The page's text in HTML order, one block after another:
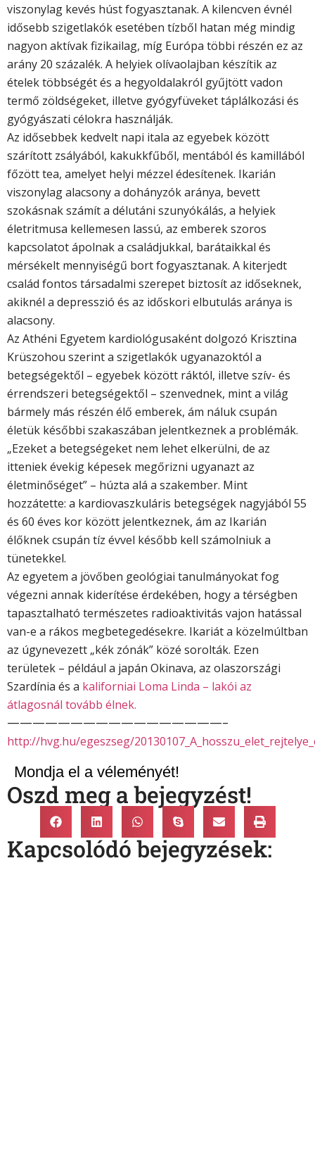
viszonylag kevés húst fogyasztanak. A kilencven évnél
idősebb szigetlakók esetében tízből hatan még mindig
nagyon aktívak fizikailag, míg Európa többi részén ez az
arány 20 százalék. A helyiek olívaolajban készítik az
ételek többségét és a hegyoldalakról gyűjtött vadon
termő zöldségeket, illetve gyógyfüveket táplálkozási és
gyógyászati célokra használják.
Az idősebbek kedvelt napi itala az egyebek között
szárított zsályából, kakukkfűből, mentából és kamillából
főzött tea, amelyet helyi mézzel édesítenek. Ikarián
viszonylag alacsony a dohányzók aránya, bevett
szokásnak számít a délutáni szunyókálás, a helyiek
életritmusa kellemesen lassú, az emberek szoros
kapcsolatot ápolnak a családjukkal, barátaikkal és
mérsékelt mennyiségű bort fogyasztanak. A kiterjedt
család fontos társadalmi szerepet biztosít az időseknek,
akiknél a depresszió és az időskori elbutulás aránya is
alacsony.
Az Athéni Egyetem kardiológusaként dolgozó Krisztina
Krüszohou szerint a szigetlakók ugyanazoktól a
betegségektől – egyebek között ráktól, illetve szív- és
érrendszeri betegségektől – szenvednek, mint a világ
bármely más részén élő emberek, ám náluk csupán
életük későbbi szakaszában jelentkeznek a problémák.
„Ezeket a betegségeket nem lehet elkerülni, de az
itteniek évekig képesek megőrizni ugyanazt az
életminőséget” – húzta alá a szakember. Mint
hozzátette: a kardiovaszkuláris betegségek nagyjából 55
és 60 éves kor között jelentkeznek, ám az Ikarián
élőknek csupán tíz évvel később kell számolniuk a
tünetekkel.
Az egyetem a jövőben geológiai tanulmányokat fog
végezni annak kiderítése érdekében, hogy a térségben
tapasztalható természetes radioaktivitás vajon hatással
van-e a rákos megbetegedésekre. Ikariát a közelmúltban
az úgynevezett „kék zónák” közé sorolták. Ezen
területek – például a japán Okinava, az olaszországi
Szardínia és a kaliforniai Loma Linda – lakói az
átlagosnál tovább élnek.
—————————————————–
http://hvg.hu/egeszseg/
Mondja el a véleményét!
Oszd meg a bejegyzést!
Kapcsolódó bejegyzések: